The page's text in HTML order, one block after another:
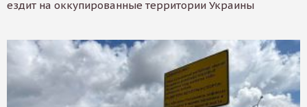
ездит на оккупированные территории Украины